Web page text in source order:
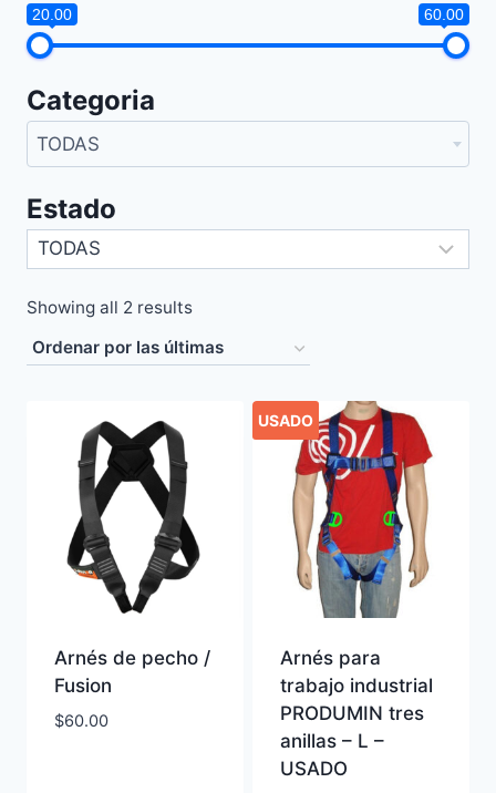
20.00 60.00
Categoria
TODAS
Estado
Showing all 2 resultsSorted
by
latest
Arnés de pecho /
Fusion
$60.00
USADO
Arnés para
trabajo industrial
PRODUMIN tres
anillas – L –
USADO